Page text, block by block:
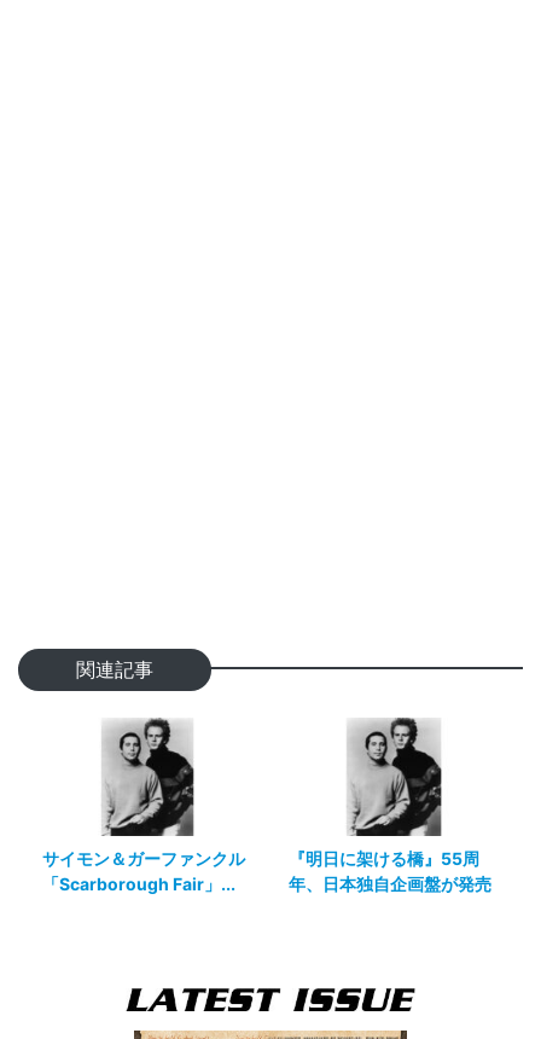
関連記事
サイモン＆ガーファンクル
「Scarborough Fair」...
『明日に架ける橋』55周
年、日本独自企画盤が発売